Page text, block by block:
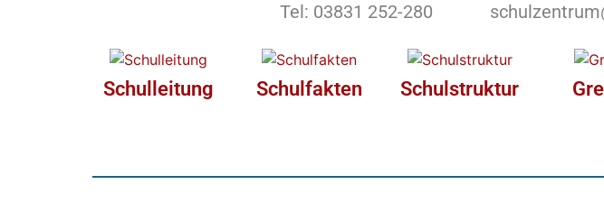
Tel: 03831 252-280
Schulleitung Schulfakten Schulstruktur